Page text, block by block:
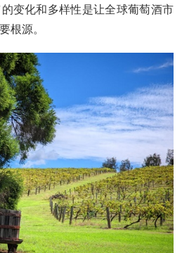
变化和多样性是让全球葡萄酒市
根源。